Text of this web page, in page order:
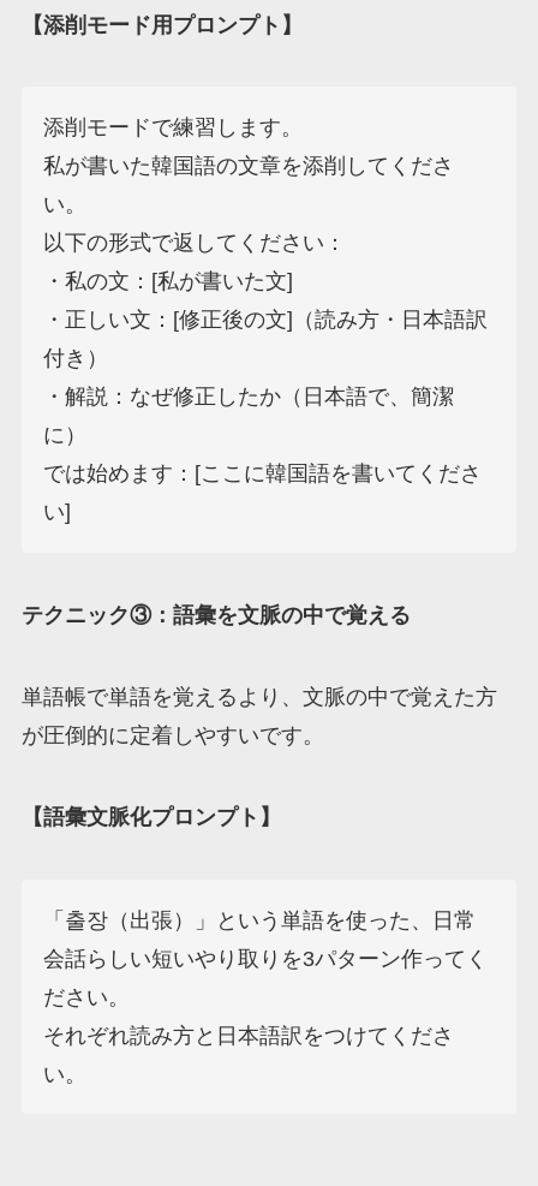
【添削モード用プロンプト】
添削モードで練習します。
私が書いた韓国語の文章を添削してくださ
い。
以下の形式で返してください：
・私の文：[私が書いた文]
・正しい文：[修正後の文]（読み方・日本語訳
付き）
・解説：なぜ修正したか（日本語で、簡潔
に）
では始めます：[ここに韓国語を書いてくださ
い]
テクニック③：語彙を文脈の中で覚える
単語帳で単語を覚えるより、文脈の中で覚えた方
が圧倒的に定着しやすいです。
【語彙文脈化プロンプト】
「출장（出張）」という単語を使った、日常
会話らしい短いやり取りを3パターン作ってく
ださい。
それぞれ読み方と日本語訳をつけてくださ
い。